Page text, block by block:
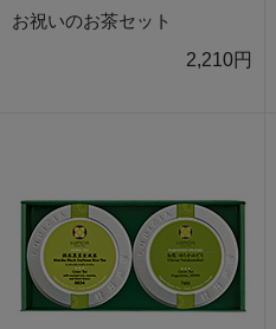
お祝いのお茶セット
2,210円